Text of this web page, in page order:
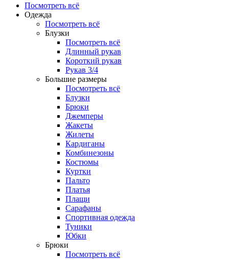
Посмотреть всё
Одежда
Посмотреть всё
Блузки
Посмотреть всё
Длинный рукав
Короткий рукав
Рукав 3/4
Большие размеры
Посмотреть всё
Блузки
Брюки
Джемперы
Жакеты
Жилеты
Кардиганы
Комбинезоны
Костюмы
Куртки
Пальто
Платья
Плащи
Сарафаны
Спортивная одежда
Туники
Юбки
Брюки
Посмотреть всё